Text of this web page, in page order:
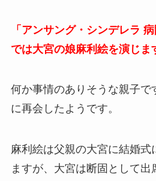
「アンサング・シンデレラ
では大宮の娘麻利絵を演じま
何か事情のありそうな親子で
に再会したようです。
麻利絵は父親の大宮に結婚式
ますが、大宮は断固として出